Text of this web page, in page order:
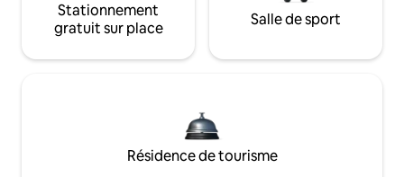
Stationnement
gratuit sur place
Salle de sport
Résidence de tourisme